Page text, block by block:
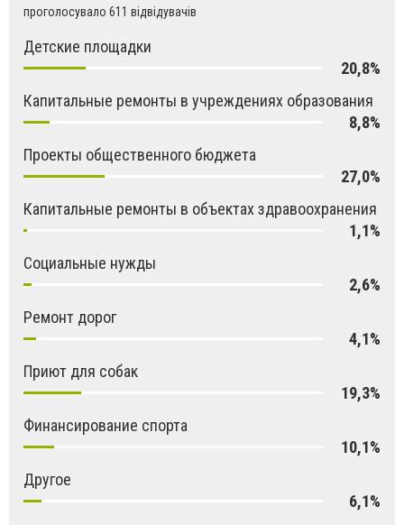
проголосувало 611 відвідувачів
Детские площадки
20,8%
Капитальные ремонты в учреждениях образования
8,8%
Проекты общественного бюджета
27,0%
Капитальные ремонты в объектах здравоохранения
1,1%
Социальные нужды
2,6%
Ремонт дорог
4,1%
Приют для собак
19,3%
Финансирование спорта
10,1%
Другое
6,1%